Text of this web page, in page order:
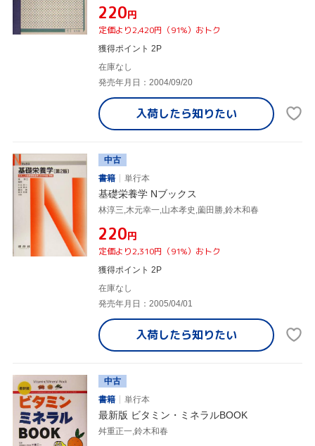
¥220円
定価より2,420円（91%）おトク
獲得ポイント 2P
在庫なし
発売年月日：2004/09/20
入荷したら知りたい
中古
書籍
単行本
基礎栄養学 Nブックス
林淳三,木元幸一,山本孝史,薗田勝,鈴木和春
¥220円
定価より2,310円（91%）おトク
獲得ポイント 2P
在庫なし
発売年月日：2005/04/01
入荷したら知りたい
中古
書籍
単行本
最新版 ビタミン・ミネラルBOOK
舛重正一,鈴木和春